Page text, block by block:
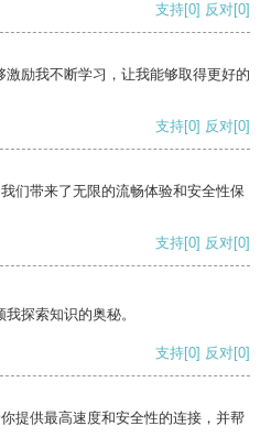
支持[0] 反对[0]
励我不断学习，让我能够取得更好的
支持[0] 反对[0]
们带来了无限的流畅体验和安全性保
支持[0] 反对[0]
探索知识的奥秘。
支持[0] 反对[0]
提供最高速度和安全性的连接，并帮